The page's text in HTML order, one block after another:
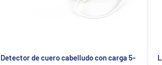
Detector de cuero cabelludo con carga 5-